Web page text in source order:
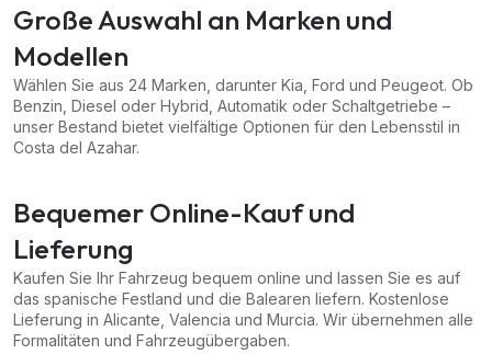
Große Auswahl an Marken und
Modellen
Wählen Sie aus 24 Marken, darunter Kia, Ford und Peugeot. Ob
Benzin, Diesel oder Hybrid, Automatik oder Schaltgetriebe –
unser Bestand bietet vielfältige Optionen für den Lebensstil in
Costa del Azahar.
Bequemer Online-Kauf und
Lieferung
Kaufen Sie Ihr Fahrzeug bequem online und lassen Sie es auf
das spanische Festland und die Balearen liefern. Kostenlose
Lieferung in Alicante, Valencia und Murcia. Wir übernehmen alle
Formalitäten und Fahrzeugübergaben.